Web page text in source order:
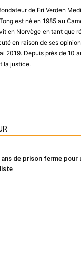
de Fri Verden
est né en 1985 au
en Norvège en tant que
en raison de ses
2019. Depuis près de 10
la justice.
ans de prison ferme pour